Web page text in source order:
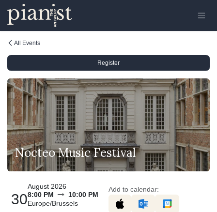
Skip to Content
All Events
Register
Nocteo Music Festival
30
August 2026
8:00 PM
10:00 PM
Europe/Brussels
Add to calendar: